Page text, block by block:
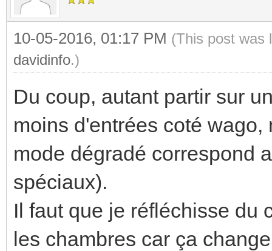
10-05-2016, 01:17 PM (This post was
davidinfo.)
Du coup, autant partir sur
moins d'entrées coté
mode dégradé correspond
spéciaux).
Il faut que je réfléchisse du
les chambres car ça